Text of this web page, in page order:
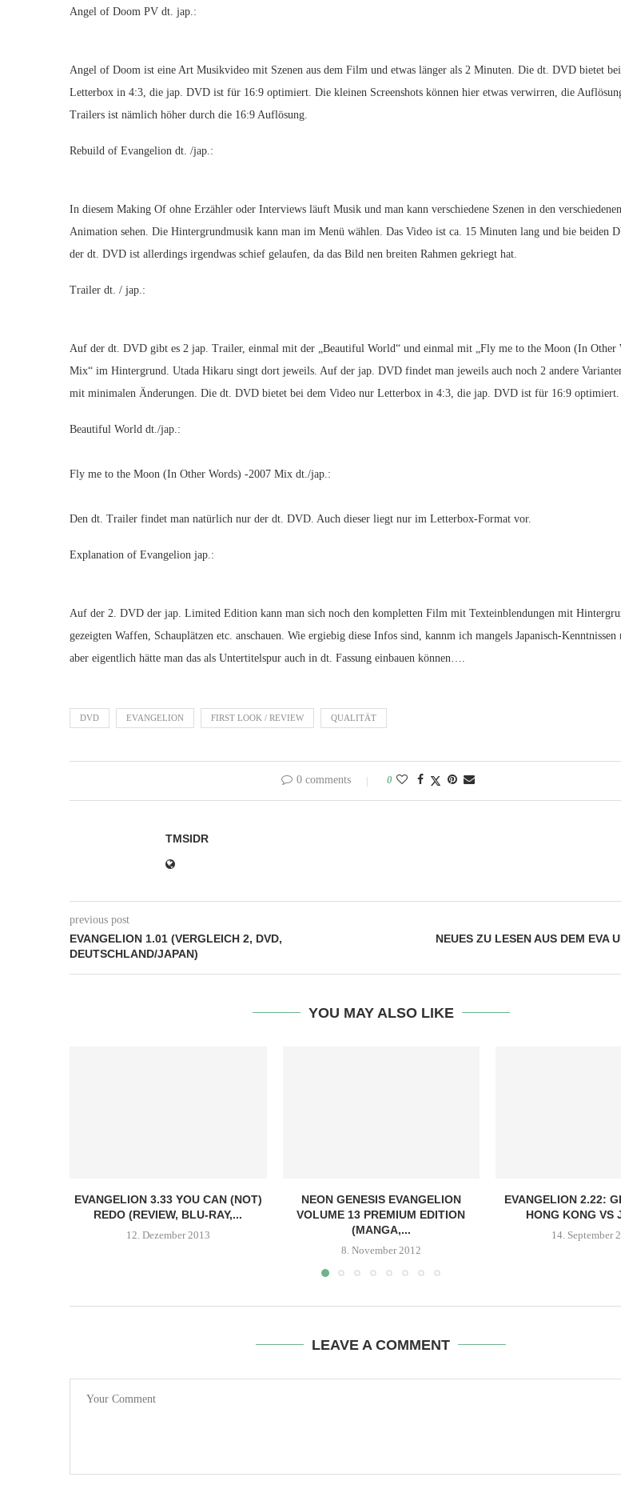
Angel of Doom PV dt. jap.:
Angel of Doom ist eine Art Musikvideo mit Szenen aus dem Film und etwas länger als 2 Minuten. Die dt. DVD bietet
Letterbox in 4:3, die jap. DVD ist für 16:9 optimiert. Die kleinen Screenshots können hier etwas verwirren, die
Trailers ist nämlich höher durch die 16:9 Auflösung.
Rebuild of Evangelion dt. /jap.:
In diesem Making Of ohne Erzähler oder Interviews läuft Musik und man kann verschiedene Szenen in den
Animation sehen. Die Hintergrundmusik kann man im Menü wählen. Das Video ist ca. 15 Minuten lang und bie beiden
der dt. DVD ist allerdings irgendwas schief gelaufen, da das Bild nen breiten Rahmen gekriegt hat.
Trailer dt. / jap.:
Auf der dt. DVD gibt es 2 jap. Trailer, einmal mit der „Beautiful World“ und einmal mit „Fly me to the Moon (In Other
Mix“ im Hintergrund. Utada Hikaru singt dort jeweils. Auf der jap. DVD findet man jeweils auch noch 2 andere
mit minimalen Änderungen. Die dt. DVD bietet bei dem Video nur Letterbox in 4:3, die jap. DVD ist für 16:9 optimiert.
Beautiful World dt./jap.:
Fly me to the Moon (In Other Words) -2007 Mix dt./jap.:
Den dt. Trailer findet man natürlich nur der dt. DVD. Auch dieser liegt nur im Letterbox-Format vor.
Explanation of Evangelion jap.:
Auf der 2. DVD der jap. Limited Edition kann man sich noch den kompletten Film mit Texteinblendungen mit
gezeigten Waffen, Schauplätzen etc. anschauen. Wie ergiebig diese Infos sind, kannm ich mangels Japanisch-Kenntnissen
aber eigentlich hätte man das als Untertitelspur auch in dt. Fassung einbauen können….
DVD EVANGELION FIRST LOOK / REVIEW QUALITÄT
0 comments 0
TMSIDR
previous post
EVANGELION 1.01 (VERGLEICH 2, DVD,
DEUTSCHLAND/JAPAN)
NEUES ZU LESEN AUS DEM EVA
YOU MAY ALSO LIKE
EVANGELION 3.33 YOU CAN (NOT)
REDO (REVIEW, BLU-RAY,...
12. Dezember 2013
NEON GENESIS EVANGELION
VOLUME 13 PREMIUM EDITION
(MANGA,...
8. November 2012
EVANGELION 2.22:
HONG KONG VS
14. September
LEAVE A COMMENT